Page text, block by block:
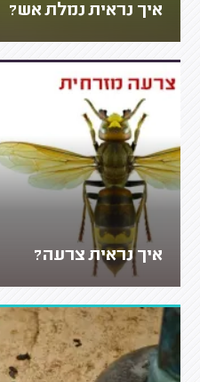
איך נראית נמלת אש?
איך נראית צרעה?